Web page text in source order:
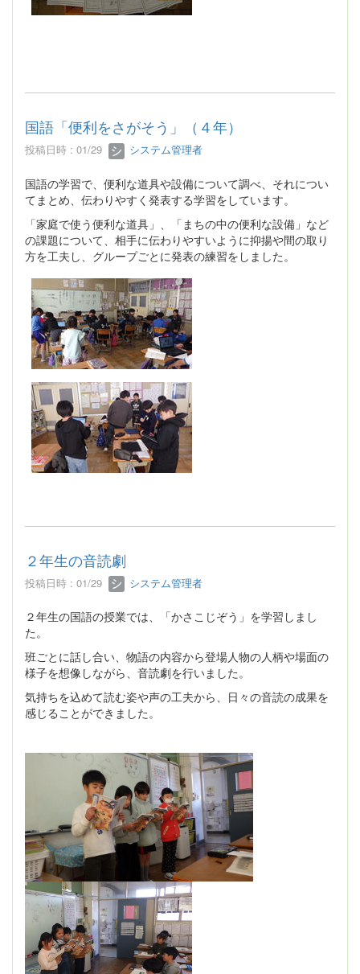
国語「便利をさがそう」（４年）
投稿日時 : 01/29 システム管理者
国語の学習で、便利な道具や設備について調べ、それについ
てまとめ、伝わりやすく発表する学習をしています。
「家庭で使う便利な道具」、「まちの中の便利な設備」など
の課題について、相手に伝わりやすいように抑揚や間の取り
方を工夫し、グループごとに発表の練習をしました。
２年生の音読劇
投稿日時 : 01/29 システム管理者
２年生の国語の授業では、「かさこじぞう」を学習しまし
た。
班ごとに話し合い、物語の内容から登場人物の人柄や場面の
様子を想像しながら、音読劇を行いました。
気持ちを込めて読む姿や声の工夫から、日々の音読の成果を
感じることができました。